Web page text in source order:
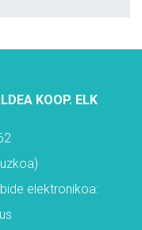
KOOP. ELK
elektronikoa: